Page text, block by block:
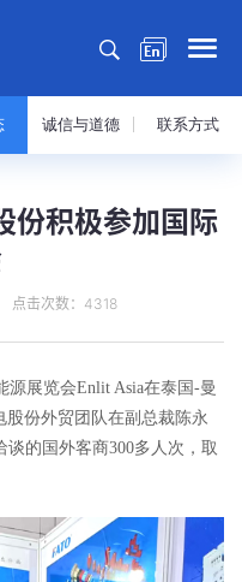
诚信与道德 联系方式
份积极参加国际
击次数：4318
展览会Enlit Asia在泰国-曼
份外贸团队在副总裁陈永
的国外客商300多人次，取